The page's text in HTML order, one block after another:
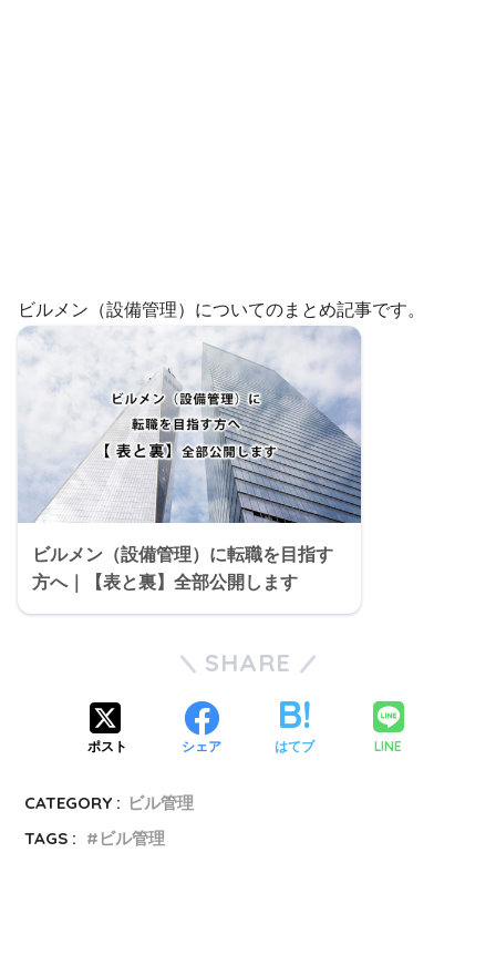
ビルメン（設備管理）についてのまとめ記事です。
ビルメン（設備管理）に転職を目指す
方へ｜【表と裏】全部公開します
SHARE
ポスト シェア はてブ LINE
CATEGORY : ビル管理
TAGS :
ビル管理